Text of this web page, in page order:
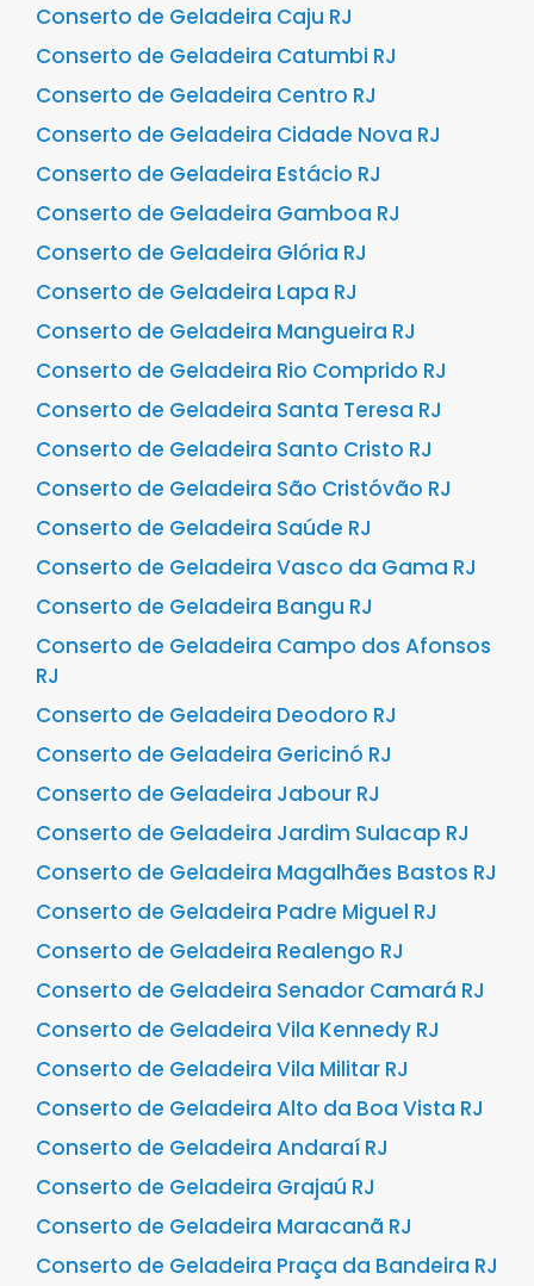
Conserto de Geladeira Caju RJ
Conserto de Geladeira Catumbi RJ
Conserto de Geladeira Centro RJ
Conserto de Geladeira Cidade Nova RJ
Conserto de Geladeira Estácio RJ
Conserto de Geladeira Gamboa RJ
Conserto de Geladeira Glória RJ
Conserto de Geladeira Lapa RJ
Conserto de Geladeira Mangueira RJ
Conserto de Geladeira Rio Comprido RJ
Conserto de Geladeira Santa Teresa RJ
Conserto de Geladeira Santo Cristo RJ
Conserto de Geladeira São Cristóvão RJ
Conserto de Geladeira Saúde RJ
Conserto de Geladeira Vasco da Gama RJ
Conserto de Geladeira Bangu RJ
Conserto de Geladeira Campo dos Afonsos
RJ
Conserto de Geladeira Deodoro RJ
Conserto de Geladeira Gericinó RJ
Conserto de Geladeira Jabour RJ
Conserto de Geladeira Jardim Sulacap RJ
Conserto de Geladeira Magalhães Bastos RJ
Conserto de Geladeira Padre Miguel RJ
Conserto de Geladeira Realengo RJ
Conserto de Geladeira Senador Camará RJ
Conserto de Geladeira Vila Kennedy RJ
Conserto de Geladeira Vila Militar RJ
Conserto de Geladeira Alto da Boa Vista RJ
Conserto de Geladeira Andaraí RJ
Conserto de Geladeira Grajaú RJ
Conserto de Geladeira Maracanã RJ
Conserto de Geladeira Praça da Bandeira RJ